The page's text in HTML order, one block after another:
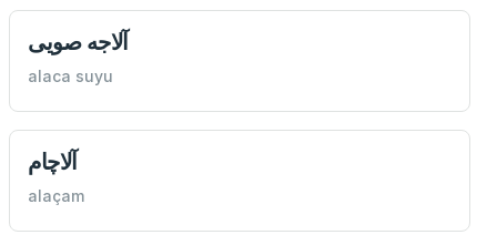
آلاجه صویی
alaca suyu
آلاچام
alaçam